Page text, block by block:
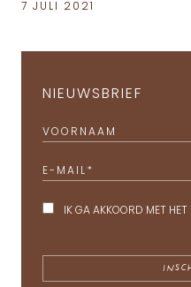
7 JULI 2021
NIEUWSBRIEF
VOORNAAM
E-MAIL *
IK GA AKKOORD MET HET